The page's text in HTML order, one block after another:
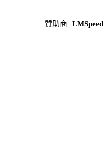
贊助商 LMSpeed